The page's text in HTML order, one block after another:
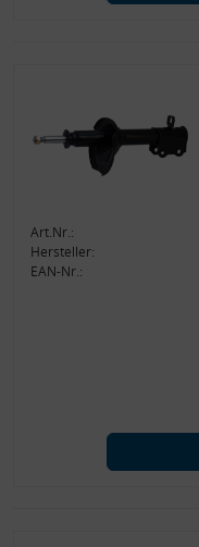
Art.Nr.:
Hersteller:
EAN-Nr.: